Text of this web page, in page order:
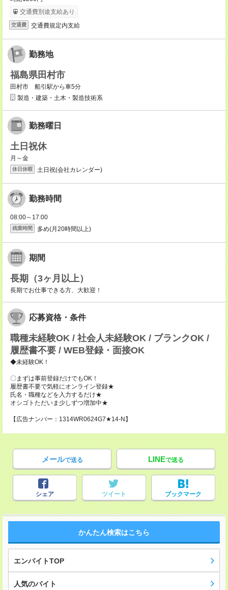
交通費別途支給あり
交通費 交通費規定内支給
勤務地
福島県田村市
田村市 船引駅から車5分
製造・建築・土木・製造技術系
勤務曜日
土日祝休
月～金
休日休暇 土日祝(会社カレンダー)
勤務時間
08:00～17:00
残業時間 多め(月20時間以上)
期間
長期（3ヶ月以上）
長期でお仕事できる方、大歓迎！
応募資格・条件
職種未経験OK / 社会人未経験OK / ブランクOK /
履歴書不要 / WEB登録・面接OK
◆未経験OK！
〇まずは事前登録だけでもOK！
履歴書不要で気軽にオンライン登録★
氏名・職種などを入力するだけ★
オシゴトただいま少しずつ増加中★
【広告ナンバー：1314WR0624G7★14-N】
メールで送る LINEで送る
シェア ツイート ブックマーク
かんたん検索はこちら
エンバイトTOP
人気のバイト